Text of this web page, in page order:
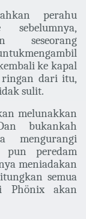
perahu
seseorang
mengambil
ke kapal
ringan dari itu,
sulit.
melunakkan
bukankah
mengurangi
pun peredam
meniadakan
semua
Phönix akan